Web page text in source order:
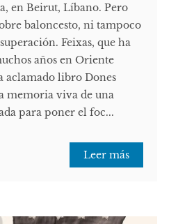
en Beirut, Líbano. Pero
baloncesto, ni tampoco
Feixas, que ha
años en Oriente
aclamado libro Dones
memoria viva de una
para poner el foc...
Leer más